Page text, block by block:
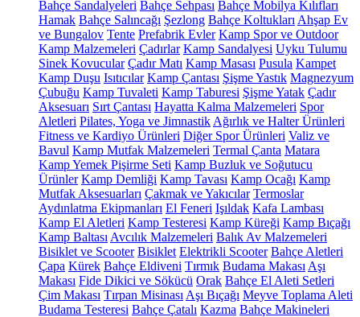
Bahçe Sandalyeleri Bahçe Sehpası Bahçe Mobilya Kılıfları
Hamak Bahçe Salıncağı Şezlong Bahçe Koltukları Ahşap Ev
ve Bungalov Tente Prefabrik Evler Kamp Spor ve Outdoor
Kamp Malzemeleri Çadırlar Kamp Sandalyesi Uyku Tulumu
Sinek Kovucular Çadır Matı Kamp Masası Pusula Kampet
Kamp Duşu Isıtıcılar Kamp Çantası Şişme Yastık Magnezyum
Çubuğu Kamp Tuvaleti Kamp Taburesi Şişme Yatak Çadır
Aksesuarı Sırt Çantası Hayatta Kalma Malzemeleri Spor
Aletleri Pilates, Yoga ve Jimnastik Ağırlık ve Halter Ürünleri
Fitness ve Kardiyo Ürünleri Diğer Spor Ürünleri Valiz ve
Bavul Kamp Mutfak Malzemeleri Termal Çanta Matara
Kamp Yemek Pişirme Seti Kamp Buzluk ve Soğutucu
Ürünler Kamp Demliği Kamp Tavası Kamp Ocağı Kamp
Mutfak Aksesuarları Çakmak ve Yakıcılar Termoslar
Aydınlatma Ekipmanları El Feneri Işıldak Kafa Lambası
Kamp El Aletleri Kamp Testeresi Kamp Küreği Kamp Bıçağı
Kamp Baltası Avcılık Malzemeleri Balık Av Malzemeleri
Bisiklet ve Scooter Bisiklet Elektrikli Scooter Bahçe Aletleri
Çapa Kürek Bahçe Eldiveni Tırmık Budama Makası Aşı
Makası Fide Dikici ve Sökücü Orak Bahçe El Aleti Setleri
Çim Makası Tırpan Misinası Aşı Bıçağı Meyve Toplama Aleti
Budama Testeresi Bahçe Çatalı Kazma Bahçe Makineleri